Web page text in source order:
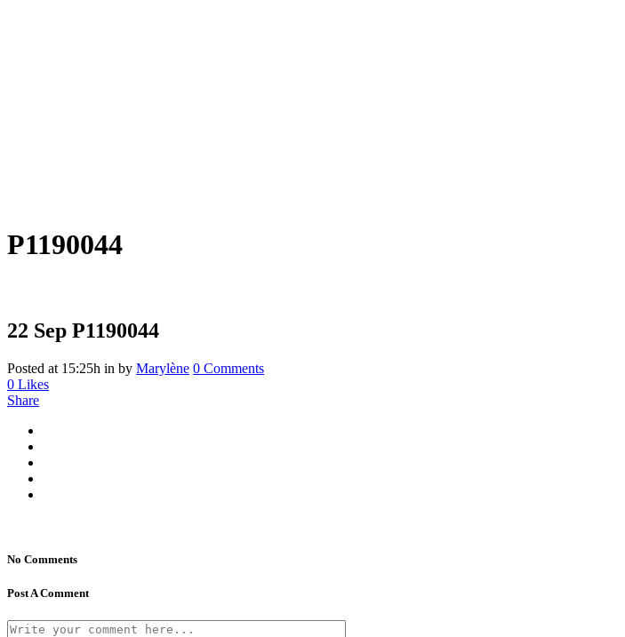
P1190044
22 Sep P1190044
Posted at 15:25h in by Marylène 0 Comments
0 Likes
Share
No Comments
Post A Comment